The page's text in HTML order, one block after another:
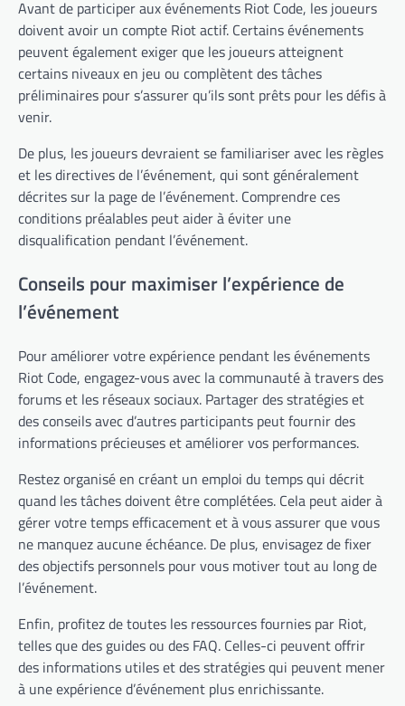
Avant de participer aux événements Riot Code, les joueurs
doivent avoir un compte Riot actif. Certains événements
peuvent également exiger que les joueurs atteignent
certains niveaux en jeu ou complètent des tâches
préliminaires pour s’assurer qu’ils sont prêts pour les défis à
venir.
De plus, les joueurs devraient se familiariser avec les règles
et les directives de l’événement, qui sont généralement
décrites sur la page de l’événement. Comprendre ces
conditions préalables peut aider à éviter une
disqualification pendant l’événement.
Conseils pour maximiser l’expérience de
l’événement
Pour améliorer votre expérience pendant les événements
Riot Code, engagez-vous avec la communauté à travers des
forums et les réseaux sociaux. Partager des stratégies et
des conseils avec d’autres participants peut fournir des
informations précieuses et améliorer vos performances.
Restez organisé en créant un emploi du temps qui décrit
quand les tâches doivent être complétées. Cela peut aider à
gérer votre temps efficacement et à vous assurer que vous
ne manquez aucune échéance. De plus, envisagez de fixer
des objectifs personnels pour vous motiver tout au long de
l’événement.
Enfin, profitez de toutes les ressources fournies par Riot,
telles que des guides ou des FAQ. Celles-ci peuvent offrir
des informations utiles et des stratégies qui peuvent mener
à une expérience d’événement plus enrichissante.